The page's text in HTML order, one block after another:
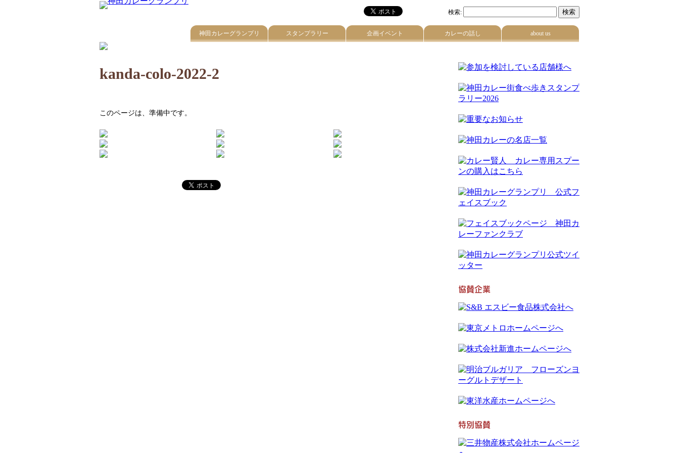
検索:
神田カレーグランプリ スタンプラリー 企画イベント カレーの話し about us
kanda-colo-2022-2
このページは、準備中です。
協賛企業
特別協賛